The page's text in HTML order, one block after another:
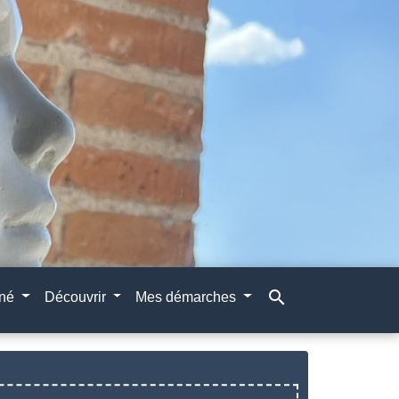
Découvrir Mes démarches search